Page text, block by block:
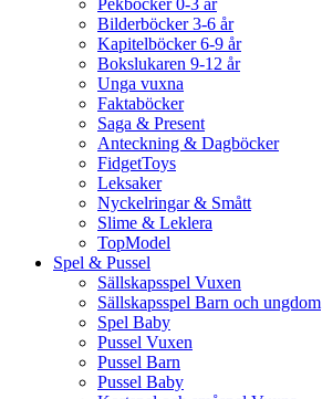
Pekböcker 0-3 år
Bilderböcker 3-6 år
Kapitelböcker 6-9 år
Bokslukaren 9-12 år
Unga vuxna
Faktaböcker
Saga & Present
Anteckning & Dagböcker
FidgetToys
Leksaker
Nyckelringar & Smått
Slime & Leklera
TopModel
Spel & Pussel
Sällskapsspel Vuxen
Sällskapsspel Barn och ungdom
Spel Baby
Pussel Vuxen
Pussel Barn
Pussel Baby